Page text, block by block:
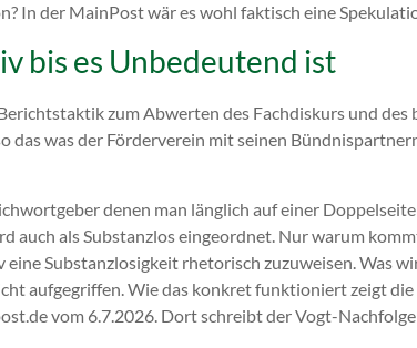
In der MainPost wär es wohl faktisch eine
bis es Unbedeutend ist
zum Abwerten des Fachdiskurs und des
das was der Förderverein mit seinen
denen man länglich auf einer
auch als Substanzlos eingeordnet. Nur warum
Substanzlosigkeit rhetorisch zuzuweisen. Was
aufgegriffen. Wie das konkret funktioniert zeigt
vom 6.7.2026. Dort schreibt der Vogt-